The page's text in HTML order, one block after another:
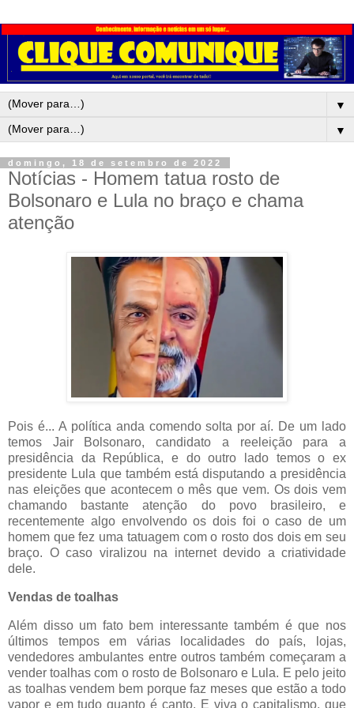
▼
▼
domingo, 18 de setembro de 2022
Notícias - Homem tatua rosto de
Bolsonaro e Lula no braço e chama
atenção
Pois é... A política anda comendo solta por aí. De um lado
temos Jair Bolsonaro, candidato a reeleição para a
presidência da República, e do outro lado temos o ex
presidente Lula que também está disputando a presidência
nas eleições que acontecem o mês que vem. Os dois vem
chamando bastante atenção do povo brasileiro, e
recentemente algo envolvendo os dois foi o caso de um
homem que fez uma tatuagem com o rosto dos dois em seu
braço. O caso viralizou na internet devido a criatividade
dele.
Vendas de toalhas
Além disso um fato bem interessante também é que nos
últimos tempos em várias localidades do país, lojas,
vendedores ambulantes entre outros também começaram a
vender toalhas com o rosto de Bolsonaro e Lula. E pelo jeito
as toalhas vendem bem porque faz meses que estão a todo
vapor e em tudo quanto é canto. E viva o capitalismo, que